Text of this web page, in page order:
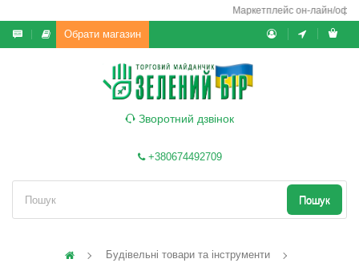
Маркетплейс он-лайн/офф-
Обрати магазин
Зворотний дзвінок
+380674492709
Пошук
Будівельні товари та інструменти